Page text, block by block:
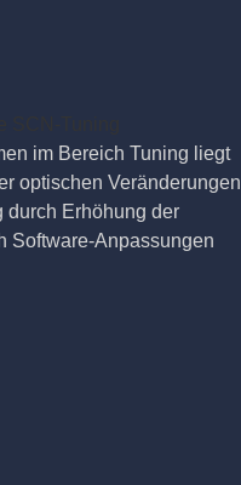
im Bereich Tuning liegt
optischen Veränderungen
durch Erhöhung der
Software-Anpassungen